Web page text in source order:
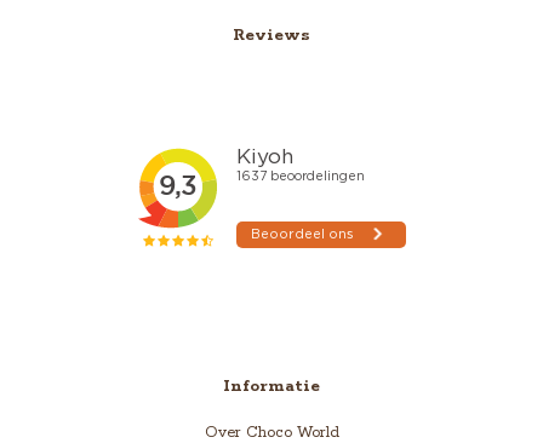
Reviews
Informatie
Over Choco World